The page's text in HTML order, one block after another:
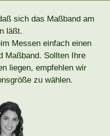
sich das Maßband am
läßt.
Messen einfach einen
Maßband. Sollten Ihre
liegen, empfehlen wir
zu wählen.